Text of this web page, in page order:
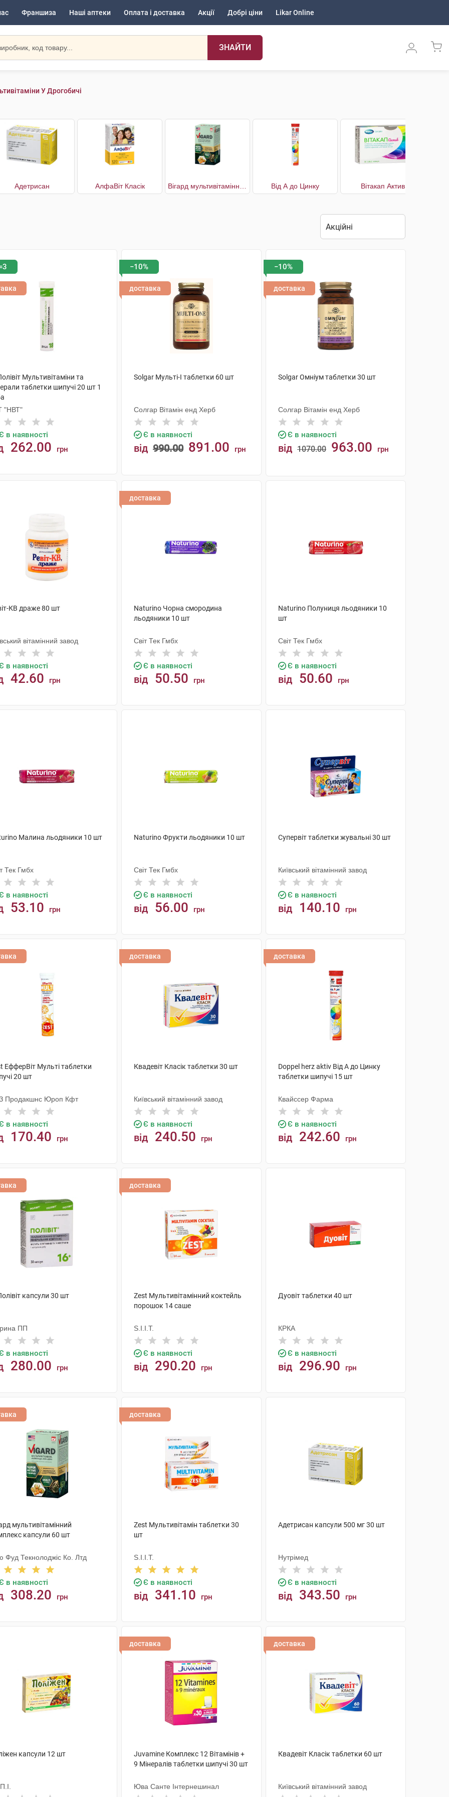
Франшиза Наші аптеки Оплата і доставка Акції Добрі ціни Likar Online
ЗНАЙТИ
У Дрогобичі
Адетрисан АлфаВіт Класік Від А до Цинку Вітакап Актив
Мультивітаміни та
таблетки шипучі 20 шт 1
"НВТ"
в наявності
262.00 грн
−10%
доставка
Solgar Мульті-I таблетки 60 шт
Солгар Вітамін енд Херб
Є в наявності
від 990.00 891.00 грн
−10%
доставка
Solgar Омніум таблетки 30 шт
Солгар Вітамін енд Херб
Є в наявності
від 1070.00 963.00 грн
КВ драже 80 шт
вітамінний завод
в наявності
42.60 грн
доставка
Naturino Чорна смородина
льодяники 10 шт
Світ Тек Гмбх
Є в наявності
від 50.50 грн
Naturino Полуниця льодяники 10
шт
Світ Тек Гмбх
Є в наявності
від 50.60 грн
Малина льодяники 10 шт
Тек Гмбх
в наявності
53.10 грн
Naturino Фрукти льодяники 10 шт
Світ Тек Гмбх
Є в наявності
від 56.00 грн
Супервіт таблетки жувальні 30 шт
Київський вітамінний завод
Є в наявності
від 140.10 грн
ЕфферВіт Мульті таблетки
20 шт
Продакшнс Юроп Кфт
в наявності
170.40 грн
доставка
Квадевіт Класік таблетки 30 шт
Київський вітамінний завод
Є в наявності
від 240.50 грн
доставка
Doppel herz aktiv Від А до Цинку
таблетки шипучі 15 шт
Квайссер Фарма
Є в наявності
від 242.60 грн
капсули 30 шт
ПП
в наявності
280.00 грн
доставка
Zest Мультивітамінний коктейль
порошок 14 саше
S.I.I.T.
Є в наявності
від 290.20 грн
Дуовіт таблетки 40 шт
КРКА
Є в наявності
від 296.90 грн
мультивітамінний
капсули 60 шт
Фуд Текнолоджіс Ко. Лтд
в наявності
308.20 грн
доставка
Zest Мультивітамін таблетки 30
шт
S.I.I.T.
Є в наявності
від 341.10 грн
Адетрисан капсули 500 мг 30 шт
Нутрімед
Є в наявності
від 343.50 грн
капсули 12 шт
доставка
Juvamine Комплекс 12 Вітамінів +
9 Мінералів таблетки шипучі 30 шт
Юва Санте Інтернешинал
доставка
Квадевіт Класік таблетки 60 шт
Київський вітамінний завод